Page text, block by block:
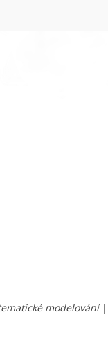
modelování|